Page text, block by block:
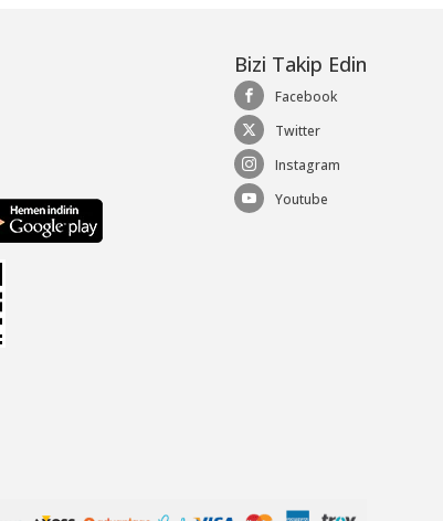
Bizi Takip Edin
Facebook
Twitter
Instagram
Youtube